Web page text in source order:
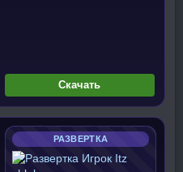
Скачать
РАЗВЕРТКА